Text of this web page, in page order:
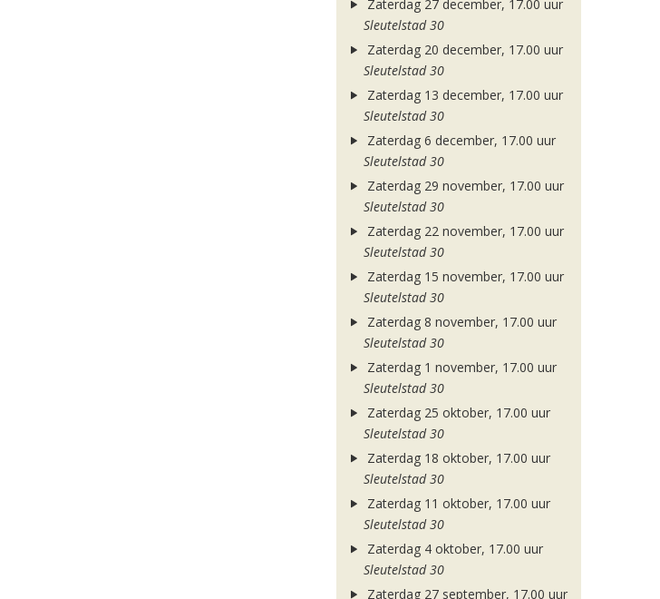
Zaterdag 27 december, 17.00 uur
Sleutelstad 30
Zaterdag 20 december, 17.00 uur
Sleutelstad 30
Zaterdag 13 december, 17.00 uur
Sleutelstad 30
Zaterdag 6 december, 17.00 uur
Sleutelstad 30
Zaterdag 29 november, 17.00 uur
Sleutelstad 30
Zaterdag 22 november, 17.00 uur
Sleutelstad 30
Zaterdag 15 november, 17.00 uur
Sleutelstad 30
Zaterdag 8 november, 17.00 uur
Sleutelstad 30
Zaterdag 1 november, 17.00 uur
Sleutelstad 30
Zaterdag 25 oktober, 17.00 uur
Sleutelstad 30
Zaterdag 18 oktober, 17.00 uur
Sleutelstad 30
Zaterdag 11 oktober, 17.00 uur
Sleutelstad 30
Zaterdag 4 oktober, 17.00 uur
Sleutelstad 30
Zaterdag 27 september, 17.00 uur